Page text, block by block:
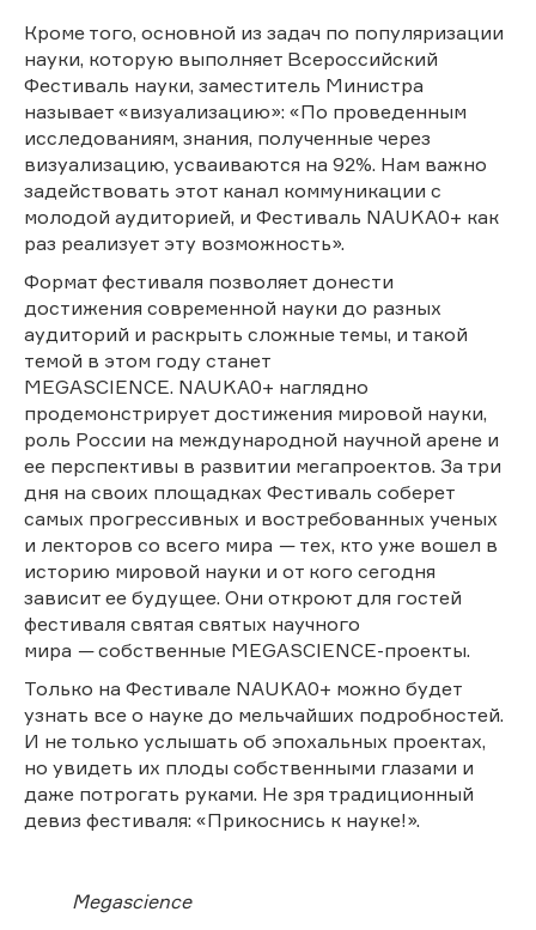
Кроме того, основной из задач по популяризации
науки, которую выполняет Всероссийский
Фестиваль науки, заместитель Министра
называет «визуализацию»: «По проведенным
исследованиям, знания, полученные через
визуализацию, усваиваются на 92%. Нам важно
задействовать этот канал коммуникации с
молодой аудиторией, и Фестиваль NAUKA0+ как
раз реализует эту возможность».
Формат фестиваля позволяет донести
достижения современной науки до разных
аудиторий и раскрыть сложные темы, и такой
темой в этом году станет
MEGASCIENCE. NAUKA0+ наглядно
продемонстрирует достижения мировой науки,
роль России на международной научной арене и
ее перспективы в развитии мегапроектов. За три
дня на своих площадках Фестиваль соберет
самых прогрессивных и востребованных ученых
и лекторов со всего мира —тех, кто уже вошел в
историю мировой науки и от кого сегодня
зависит ее будущее. Они откроют для гостей
фестиваля святая святых научного
мира —собственные MEGASCIENCE-проекты.
Только на Фестивале NAUKA0+ можно будет
узнать все о науке до мельчайших подробностей.
И не только услышать об эпохальных проектах,
но увидеть их плоды собственными глазами и
даже потрогать руками. Не зря традиционный
девиз фестиваля: «Прикоснись к науке!».
Megascience